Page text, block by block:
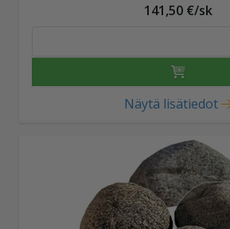
141,50 €/sk
Näytä lisätiedot